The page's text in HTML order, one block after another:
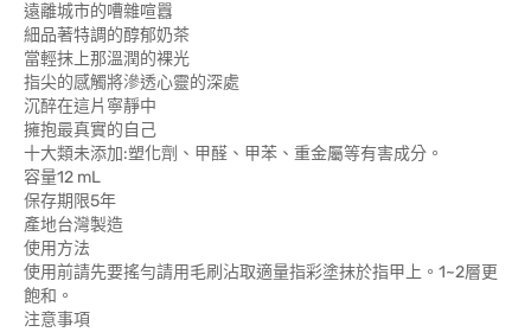
遠離城市的嘈雜喧囂
細品著特調的醇郁奶茶
當輕抹上那溫潤的裸光
指尖的感觸將滲透心靈的深處
沉醉在這片寧靜中
擁抱最真實的自己
十大類未添加:塑化劑、甲醛、甲苯、重金屬等有害成分。
容量12 mL
保存期限5年
產地台灣製造
使用方法
使用前請先要搖勻請用毛刷沾取適量指彩塗抹於指甲上。1~2層更
飽和。
注意事項